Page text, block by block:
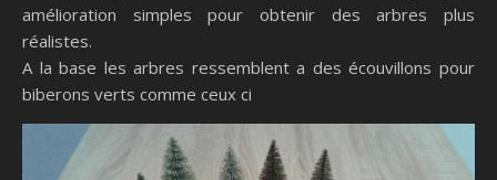
amélioration simples pour obtenir des arbres plus
réalistes.
A la base les arbres ressemblent a des écouvillons pour
biberons verts comme ceux ci